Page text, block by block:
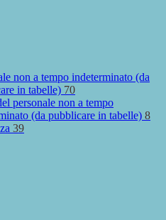
non a tempo indeterminato (da
in tabelle) 70
personale non a tempo
(da pubblicare in tabelle) 8
39